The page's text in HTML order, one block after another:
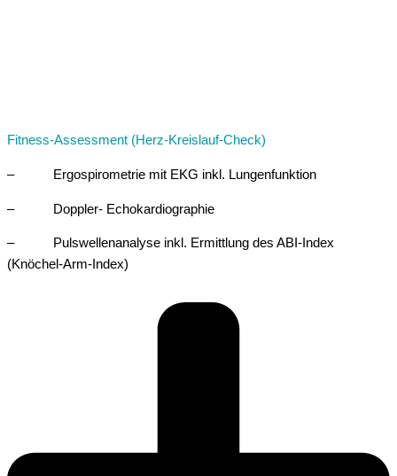
Fitness-Assessment (Herz-Kreislauf-Check)
– Ergospirometrie mit EKG inkl. Lungenfunktion
– Doppler- Echokardiographie
– Pulswellenanalyse inkl. Ermittlung des ABI-Index
(Knöchel-Arm-Index)